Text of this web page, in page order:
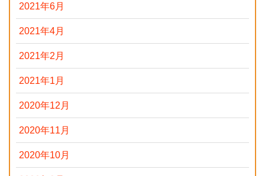
2021年6月
2021年4月
2021年2月
2021年1月
2020年12月
2020年11月
2020年10月